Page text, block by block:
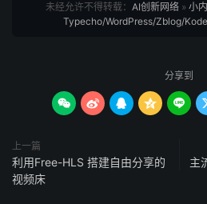
未经允许不得转载： AI创新网络» 小
Typecho/WordPress/Zblog/
分享到
    
上一篇
利用Free-HLS 搭建自由分享的
视频床
主